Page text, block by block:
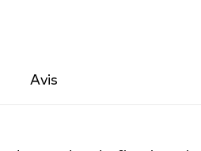
Avis